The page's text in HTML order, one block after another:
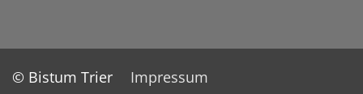
© Bistum Trier
Impressum